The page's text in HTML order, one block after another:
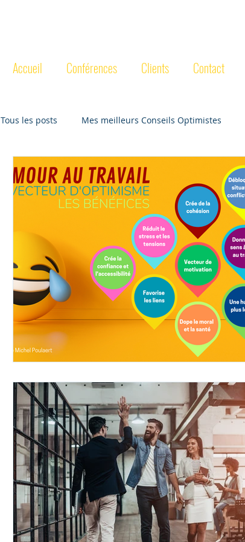
Accueil Conférences Clients Contact
Tous les posts Mes meilleurs Conseils Optimistes
L'optimisme vu par la science